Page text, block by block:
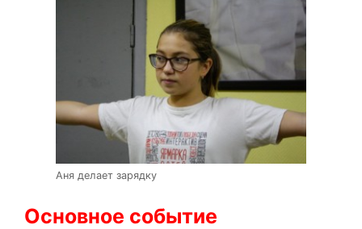
Аня делает зарядку
Основное событие